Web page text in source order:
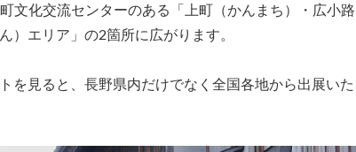
文化交流センターのある「上町（かんまち）・広小路
）エリア」の2箇所に広がります。
を見ると、長野県内だけでなく全国各地から出展いた